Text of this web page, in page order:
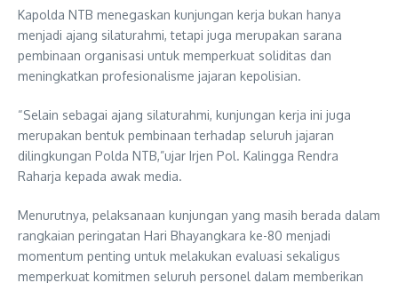
Kapolda NTB menegaskan kunjungan kerja bukan hanya
menjadi ajang silaturahmi, tetapi juga merupakan sarana
pembinaan organisasi untuk memperkuat soliditas dan
meningkatkan profesionalisme jajaran kepolisian.
“Selain sebagai ajang silaturahmi, kunjungan kerja ini juga
merupakan bentuk pembinaan terhadap seluruh jajaran
dilingkungan Polda NTB,”ujar Irjen Pol. Kalingga Rendra
Raharja kepada awak media.
Menurutnya, pelaksanaan kunjungan yang masih berada dalam
rangkaian peringatan Hari Bhayangkara ke-80 menjadi
momentum penting untuk melakukan evaluasi sekaligus
memperkuat komitmen seluruh personel dalam memberikan